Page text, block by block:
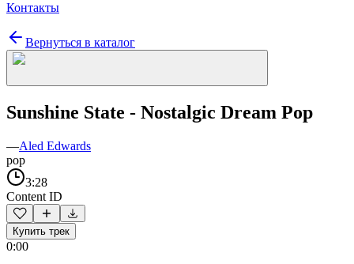
Контакты
Вернуться в каталог
Sunshine State - Nostalgic Dream Pop
—Aled Edwards
pop
3:28
Content ID
Купить трек
0:00